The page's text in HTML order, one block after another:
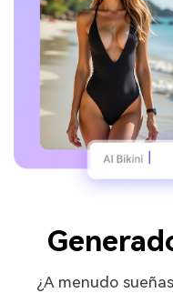
¿A menudo